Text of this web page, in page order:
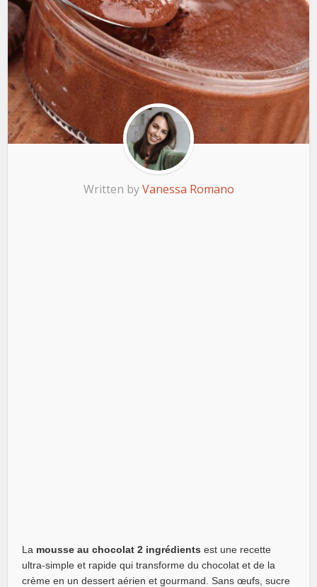
Written byVanessa Romano
La mousse au chocolat 2 ingrédients est une recette
ultra-simple et rapide qui transforme du chocolat et de la
crème en un dessert aérien et gourmand. Sans œufs, sucre